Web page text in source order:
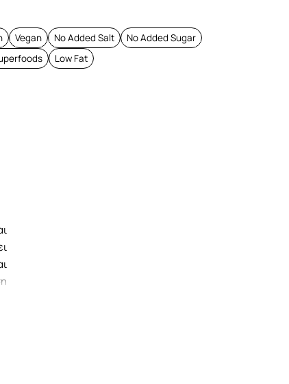
Vegan No Added Salt
No Added Sugar
Low Fat